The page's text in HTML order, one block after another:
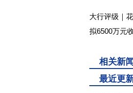
大行评级｜
拟6500万元
相关新闻
最近更